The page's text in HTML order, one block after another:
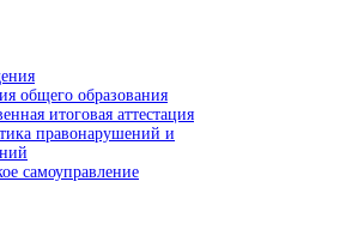
общего образования
итоговая аттестация
правонарушений и
самоуправление